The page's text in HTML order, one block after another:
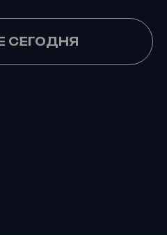
СЕГОДНЯ